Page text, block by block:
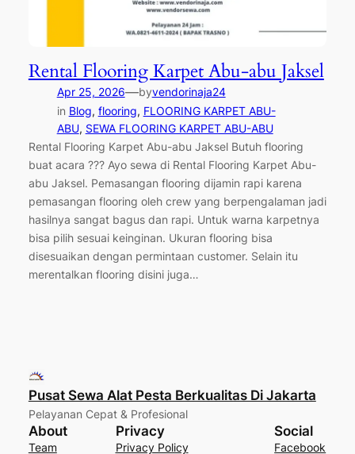
Rental Flooring Karpet Abu-abu Jaksel
Apr 25, 2026—byvendorinaja24
in Blog, flooring, FLOORING KARPET ABU-
ABU, SEWA FLOORING KARPET ABU-ABU
Rental Flooring Karpet Abu-abu Jaksel Butuh flooring
buat acara ??? Ayo sewa di Rental Flooring Karpet Abu-
abu Jaksel. Pemasangan flooring dijamin rapi karena
pemasangan flooring oleh crew yang berpengalaman jadi
hasilnya sangat bagus dan rapi. Untuk warna karpetnya
bisa pilih sesuai keinginan. Ukuran flooring bisa
disesuaikan dengan permintaan customer. Selain itu
merentalkan flooring disini juga…
Pusat Sewa Alat Pesta Berkualitas Di Jakarta
Pelayanan Cepat & Profesional
About
Team
Privacy
Privacy Policy
Social
Facebook